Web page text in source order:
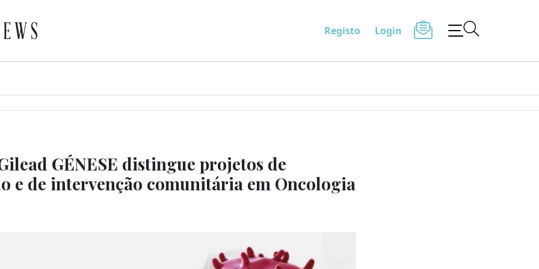
Registo Login
GÉNESE distingue projetos de
e de intervenção comunitária em Oncologia